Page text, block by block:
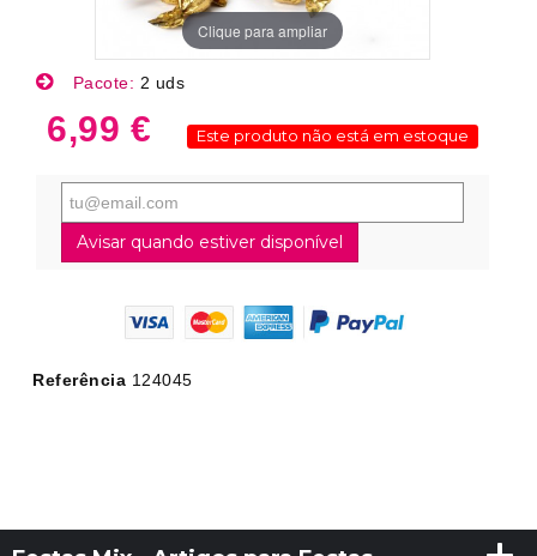
Clique para ampliar
Pacote: 2 uds
6,99 € Este produto não está em estoque
Avisar quando estiver disponível
Referência 124045